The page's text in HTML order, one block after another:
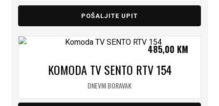
POŠALJITE UPIT
KOMODA TV SENTO RTV 154
DNEVNI BORAVAK
485,00 KM